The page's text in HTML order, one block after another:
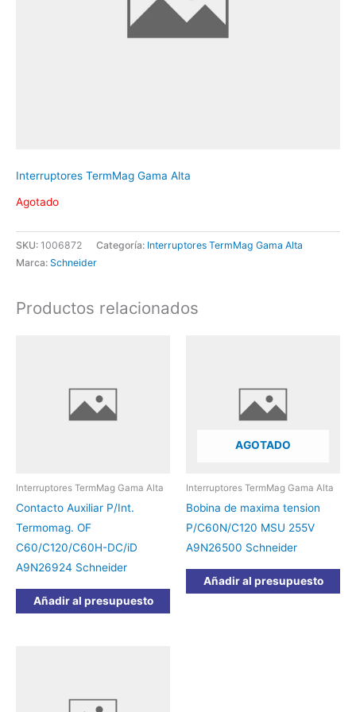
Interruptores TermMag Gama Alta
Agotado
SKU: 1006872 Categoría: Interruptores TermMag Gama Alta
Marca: Schneider
Productos relacionados
Interruptores TermMag Gama Alta
Contacto Auxiliar P/Int.
Termomag. OF
C60/C120/C60H-DC/iD
A9N26924 Schneider
Añadir al presupuesto
AGOTADO
Interruptores TermMag Gama Alta
Bobina de maxima tension
P/C60N/C120 MSU 255V
A9N26500 Schneider
Añadir al presupuesto